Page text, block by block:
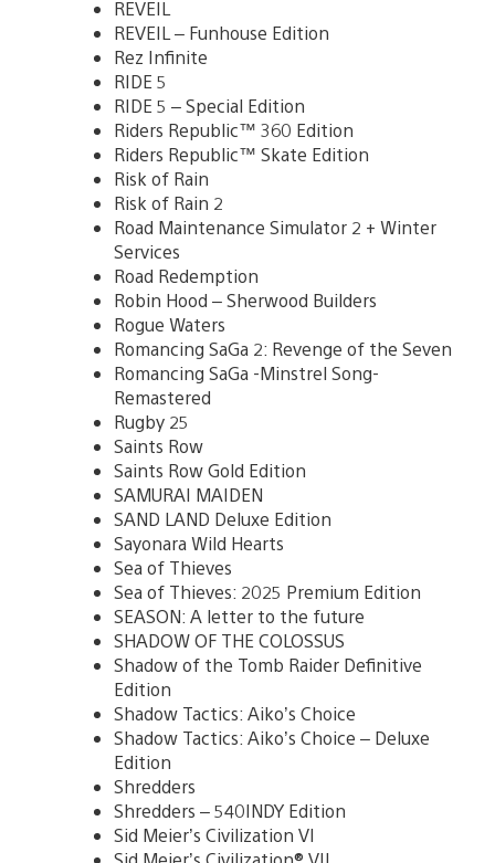
REVEIL
REVEIL – Funhouse Edition
Rez Infinite
RIDE 5
RIDE 5 – Special Edition
Riders Republic™ 360 Edition
Riders Republic™ Skate Edition
Risk of Rain
Risk of Rain 2
Road Maintenance Simulator 2 + Winter
Services
Road Redemption
Robin Hood – Sherwood Builders
Rogue Waters
Romancing SaGa 2: Revenge of the Seven
Romancing SaGa -Minstrel Song-
Remastered
Rugby 25
Saints Row
Saints Row Gold Edition
SAMURAI MAIDEN
SAND LAND Deluxe Edition
Sayonara Wild Hearts
Sea of Thieves
Sea of Thieves: 2025 Premium Edition
SEASON: A letter to the future
SHADOW OF THE COLOSSUS
Shadow of the Tomb Raider Definitive
Edition
Shadow Tactics: Aiko’s Choice
Shadow Tactics: Aiko’s Choice – Deluxe
Edition
Shredders
Shredders – 540INDY Edition
Sid Meier’s Civilization VI